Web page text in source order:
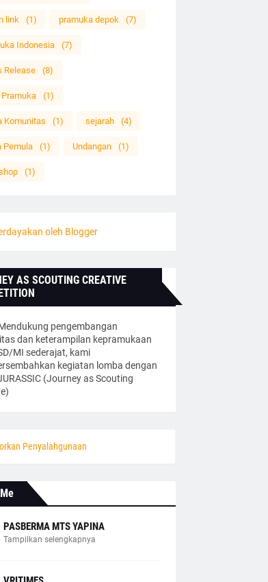
link (1) pramuka depok (7)
Indonesia (7)
Release (8)
(1)
Komunitas (1) sejarah (4)
Pemula (1) Undangan (1)
(1)
oleh Blogger
AS SCOUTING CREATIVE
pengembangan
dan keterampilan kepramukaan
MI sederajat, kami
kegiatan lomba dengan
(Journey as Scouting
Penyalahgunaan
PASBERMA MTS YAPINA
Tampilkan selengkapnya